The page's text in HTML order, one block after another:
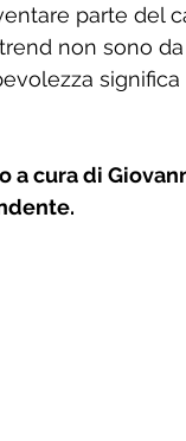
parte del
non sono
a cura di